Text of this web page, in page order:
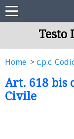
Testo
Home c.p.c.
Art. 618 bis
Civile